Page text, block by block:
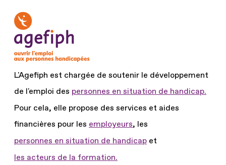
L'Agefiph est chargée de soutenir le développement
de l'emploi des personnes en situation de handicap.
Pour cela, elle propose des services et aides
financières pour les employeurs, les
personnes en situation de handicap et
les acteurs de la formation.